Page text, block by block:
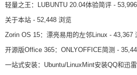
轻量之王：LUBUNTU 20.04体验简评 -
关于本站 - 52,448 浏览
Zorin OS 15：漂亮易用的左邻Linux - 43,367
开源版Office 365：ONLYOFFICE简测 -
一站式安装：Ubuntu/LinuxMint安装QQ和迅